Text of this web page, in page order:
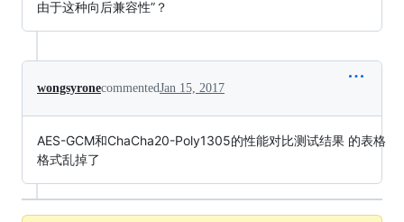
由于这种向后兼容性”？
wongsyronecommentedJan 15, 2017
AES-GCM和ChaCha20-Poly1305的性能对比测试结果 的表格
格式乱掉了